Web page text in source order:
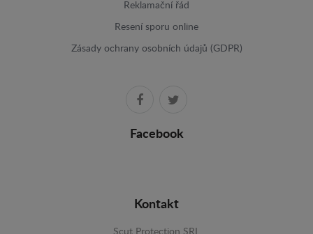
Reklamační řád
Resení sporu online
Zásady ochrany osobních údajů (GDPR)
Facebook
Kontakt
Scut Protection SRL